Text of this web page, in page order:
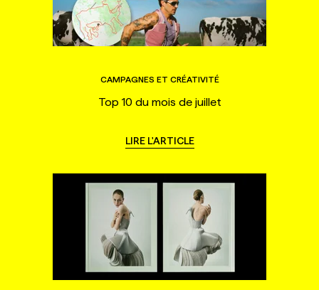
CAMPAGNES ET CRÉATIVITÉ
Top 10 du mois de juillet
LIRE L'ARTICLE